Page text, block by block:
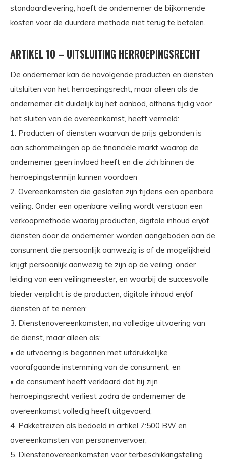
standaardlevering, hoeft de ondernemer de bijkomende
kosten voor de duurdere methode niet terug te betalen.
ARTIKEL 10 – UITSLUITING HERROEPINGSRECHT
De ondernemer kan de navolgende producten en diensten
uitsluiten van het herroepingsrecht, maar alleen als de
ondernemer dit duidelijk bij het aanbod, althans tijdig voor
het sluiten van de overeenkomst, heeft vermeld:
1. Producten of diensten waarvan de prijs gebonden is
aan schommelingen op de financiële markt waarop de
ondernemer geen invloed heeft en die zich binnen de
herroepingstermijn kunnen voordoen
2. Overeenkomsten die gesloten zijn tijdens een openbare
veiling. Onder een openbare veiling wordt verstaan een
verkoopmethode waarbij producten, digitale inhoud en/of
diensten door de ondernemer worden aangeboden aan de
consument die persoonlijk aanwezig is of de mogelijkheid
krijgt persoonlijk aanwezig te zijn op de veiling, onder
leiding van een veilingmeester, en waarbij de succesvolle
bieder verplicht is de producten, digitale inhoud en/of
diensten af te nemen;
3. Dienstenovereenkomsten, na volledige uitvoering van
de dienst, maar alleen als:
• de uitvoering is begonnen met uitdrukkelijke
voorafgaande instemming van de consument; en
• de consument heeft verklaard dat hij zijn
herroepingsrecht verliest zodra de ondernemer de
overeenkomst volledig heeft uitgevoerd;
4. Pakketreizen als bedoeld in artikel 7:500 BW en
overeenkomsten van personenvervoer;
5. Dienstenovereenkomsten voor terbeschikkingstelling